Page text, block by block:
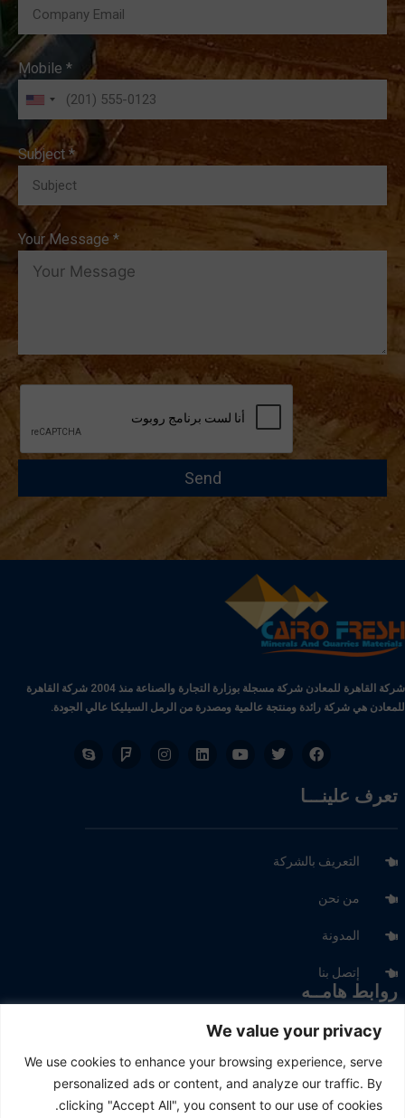
We value your privacy
We use cookies to enhance your browsing experience, serve
personalized ads or content, and analyze our traffic. By
clicking "Accept All", you consent to our use of cookies.
Mobile *
Subject *
Your Message *
شركة القاهرة للمعادن شركة مسجلة بوزارة التجارة والصناعة منذ 2004 شركة القاهرة
للمعادن هي شركة رائدة ومنتجة عالمية ومصدرة من الرمل السيليكا عالي الجودة.
تعرف علينـــا
التعريف بالشركة
من نحن
المدونة
إتصل بنا
روابط هامــه
منتجــاتنا
أسواقنا